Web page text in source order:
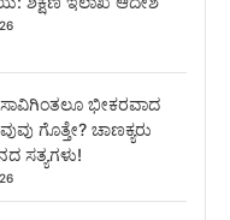
ಸಾವಿಗಿಂತಲೂ ಭೀಕರವಾದ
ಗೊತ್ತೇ? ಚಾಣಕ್ಯರು
ಸತ್ಯಗಳು!